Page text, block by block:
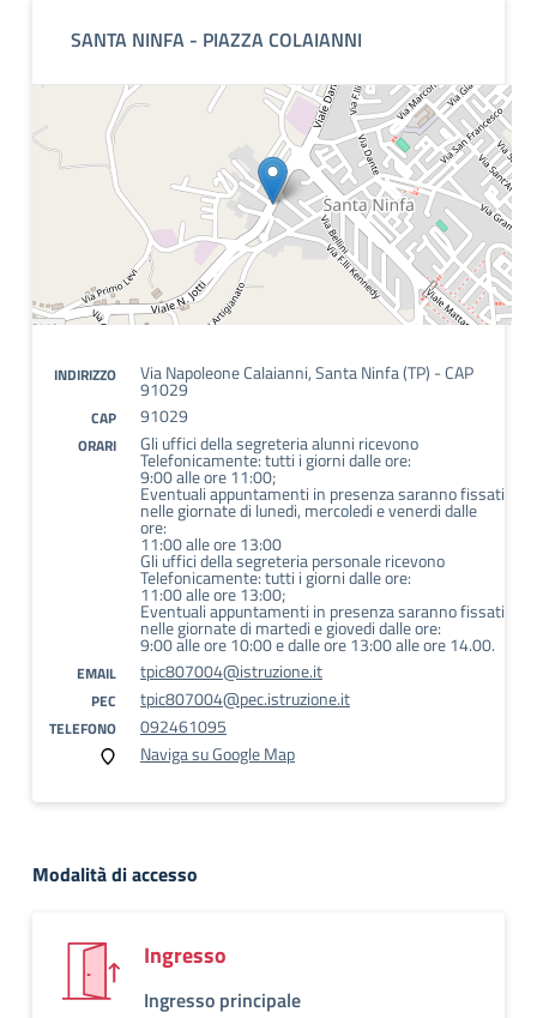
SANTA NINFA - PIAZZA COLAIANNI
INDIRIZZO Via Napoleone Calaianni, Santa Ninfa (TP) - CAP
91029
CAP 91029
ORARI Gli uffici della segreteria alunni ricevono
Telefonicamente: tutti i giorni dalle ore:
9:00 alle ore 11:00;
Eventuali appuntamenti in presenza saranno fissati
nelle giornate di lunedi, mercoledi e venerdi dalle
ore:
11:00 alle ore 13:00
Gli uffici della segreteria personale ricevono
Telefonicamente: tutti i giorni dalle ore:
11:00 alle ore 13:00;
Eventuali appuntamenti in presenza saranno fissati
nelle giornate di martedi e giovedi dalle ore:
9:00 alle ore 10:00 e dalle ore 13:00 alle ore 14.00.
EMAIL tpic807004@istruzione.it
PEC tpic807004@pec.istruzione.it
TELEFONO
092461095
Naviga su Google Map
Modalità di accesso
Ingresso
Ingresso principale